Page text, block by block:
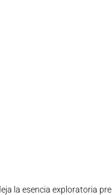
la esencia exploratoria